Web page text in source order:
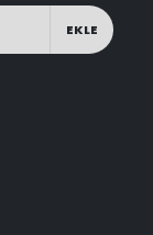
EKLE